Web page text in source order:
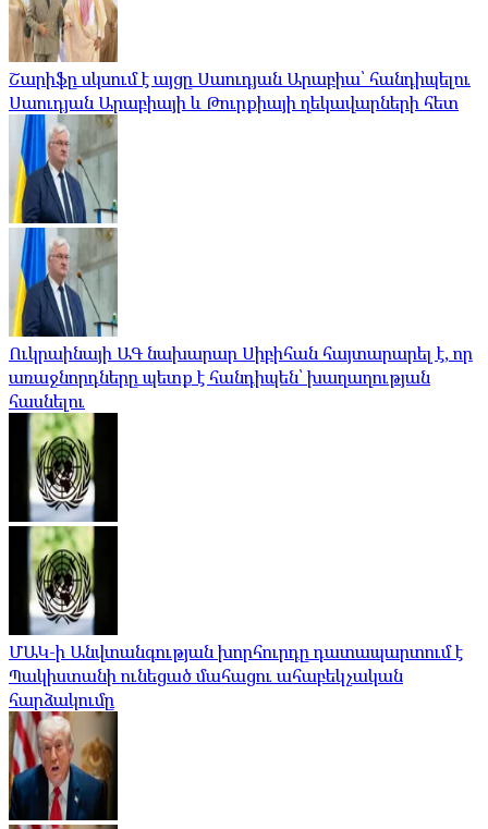
Շարիֆը սկսում է այցը Սաուդյան Արաբիա՝ հանդիպելու
Սաուդյան Արաբիայի և Թուրքիայի ղեկավարների հետ
Ուկրաինայի ԱԳ նախարար Սիբիհան հայտարարել է, որ
առաջնորդները պետք է հանդիպեն՝ խաղաղության
հասնելու
ՄԱԿ-ի Անվտանգության խորհուրդը դատապարտում է
Պակիստանի ունեցած մահացու ահաբեկչական
հարձակումը